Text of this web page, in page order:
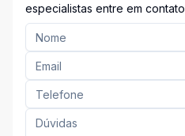
especialistas entre em contato